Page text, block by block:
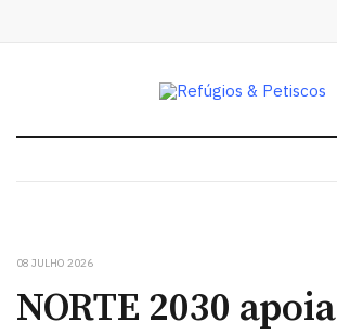
08 JULHO 2026
NORTE 2030 apoia